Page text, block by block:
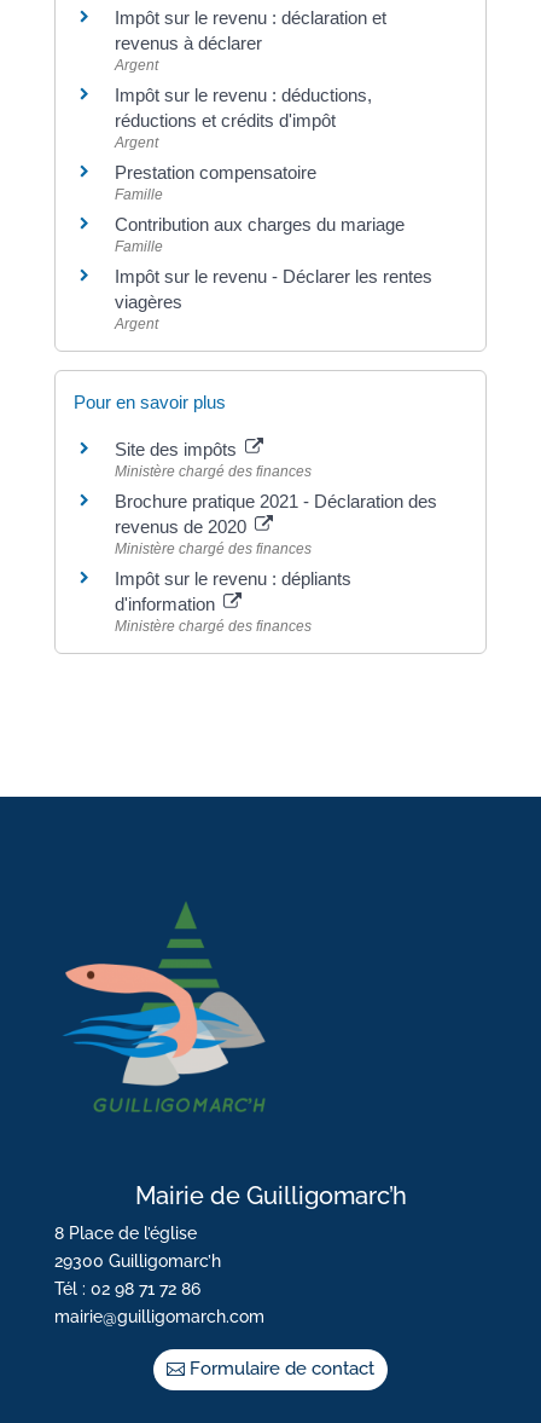
Impôt sur le revenu : déclaration et
revenus à déclarer
Argent
Impôt sur le revenu : déductions,
réductions et crédits d'impôt
Argent
Prestation compensatoire
Famille
Contribution aux charges du mariage
Famille
Impôt sur le revenu - Déclarer les rentes
viagères
Argent
Pour en savoir plus
Site des impôts
Ministère chargé des finances
Brochure pratique 2021 - Déclaration des
revenus de 2020
Ministère chargé des finances
Impôt sur le revenu : dépliants
d'information
Ministère chargé des finances
Mairie de Guilligomarc’h
8 Place de l’église
29300 Guilligomarc’h
Tél : 02 98 71 72 86
mairie@guilligomarch.com
Formulaire de contact